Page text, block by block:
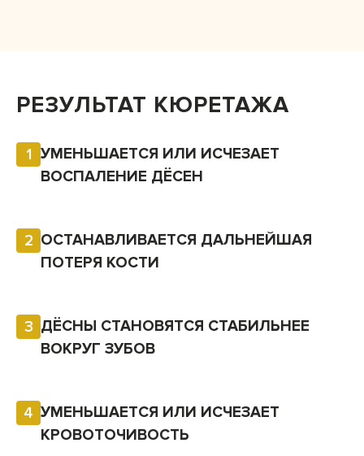
РЕЗУЛЬТАТ КЮРЕТАЖА
1 УМЕНЬШАЕТСЯ ИЛИ ИСЧЕЗАЕТ
ВОСПАЛЕНИЕ ДЁСЕН
4 УМЕНЬШАЕТСЯ ИЛИ ИСЧЕЗАЕТ
КРОВОТОЧИВОСТЬ
2 ОСТАНАВЛИВАЕТСЯ ДАЛЬНЕЙШАЯ
ПОТЕРЯ КОСТИ
3 ДЁСНЫ СТАНОВЯТСЯ СТАБИЛЬНЕЕ
ВОКРУГ ЗУБОВ